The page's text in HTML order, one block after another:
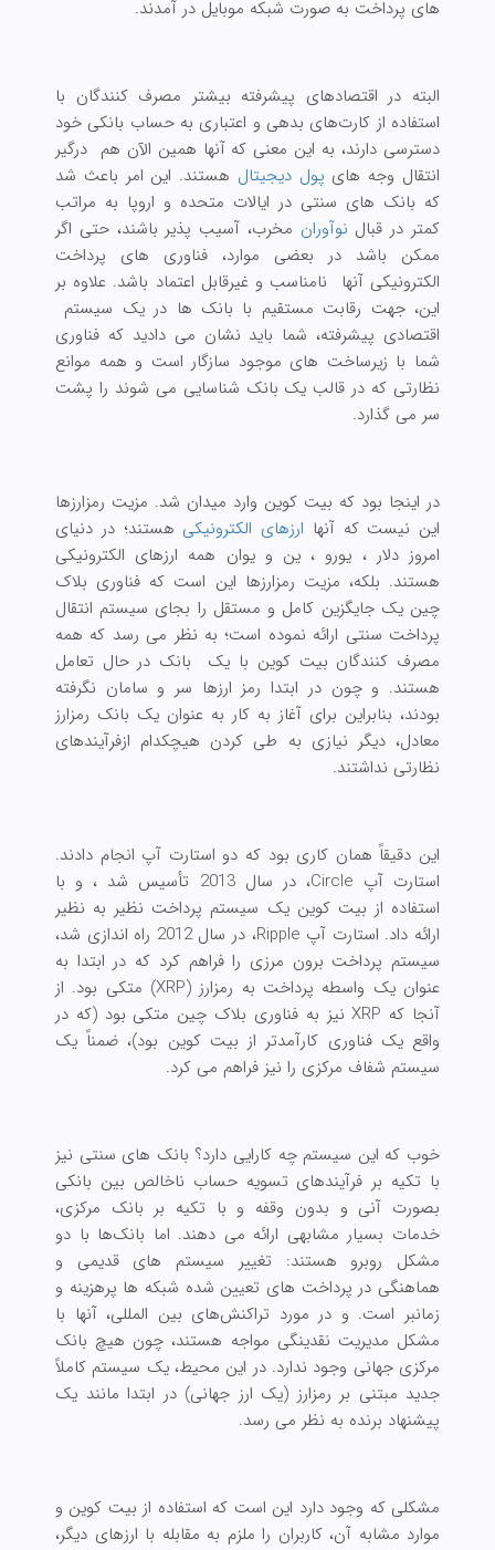
های پرداخت به صورت شبکه موبایل در آمدند.
البته در اقتصادهای پیشرفته بیشتر مصرف کنندگان با
استفاده از کارت‌های بدهی و اعتباری به حساب بانکی خود
دسترسی دارند، به این معنی که آنها همین الآن هم درگیر
انتقال وجه های پول دیجیتال هستند. این امر باعث شد
که بانک های سنتی در ایالات متحده و اروپا به مراتب
کمتر در قبال نوآوران مخرب، آسیب پذیر باشند، حتی اگر
ممکن باشد در بعضی موارد، فناوری های پرداخت
الکترونیکی آنها نامناسب و غیرقابل اعتماد باشد. علاوه بر
این، جهت رقابت مستقیم با بانک ها در یک سیستم
اقتصادی پیشرفته، شما باید نشان می دادید که فناوری
شما با زیرساخت های موجود سازگار است و همه موانع
نظارتی که در قالب یک بانک شناسایی می شوند را پشت
سر می گذارد.
در اینجا بود که بیت کوین وارد میدان شد. مزیت رمزارزها
این نیست که آنها ارزهای الکترونیکی هستند؛ در دنیای
امروز دلار ، یورو ، ین و یوان همه ارزهای الکترونیکی
هستند. بلکه، مزیت رمزارزها این است که فناوری بلاک
چین یک جایگزین کامل و مستقل را بجای سیستم انتقال
پرداخت سنتی ارائه نموده است؛ به نظر می رسد که همه
مصرف کنندگان بیت کوین با یک بانک در حال تعامل
هستند. و چون در ابتدا رمز ارزها سر و سامان نگرفته
بودند، بنابراین برای آغاز به کار به عنوان یک بانک رمزارز
معادل، دیگر نیازی به طی کردن هیچکدام ازفرآیندهای
نظارتی نداشتند.
این دقیقاً همان کاری بود که دو استارت آپ انجام دادند.
استارت آپ Circle، در سال 2013 تأسیس شد ، و با
استفاده از بیت کوین یک سیستم پرداخت نظیر به نظیر
ارائه داد. استارت آپ Ripple، در سال 2012 راه اندازی شد،
سیستم پرداخت برون مرزی را فراهم کرد که در ابتدا به
عنوان یک واسطه پرداخت به رمزارز (XRP) متکی بود. از
آنجا که XRP نیز به فناوری بلاک چین متکی بود (که در
واقع یک فناوری کارآمدتر از بیت کوین بود)، ضمناً یک
سیستم شفاف مرکزی را نیز فراهم می کرد.
خوب که این سیستم چه کارایی دارد؟ بانک های سنتی نیز
با تکیه بر فرآیندهای تسویه حساب ناخالص بین بانکی
بصورت آنی و بدون وقفه و با تکیه بر بانک مرکزی،
خدمات بسیار مشابهی ارائه می دهند. اما بانک‌ها با دو
مشکل روبرو هستند: تغییر سیستم های قدیمی و
هماهنگی در پرداخت های تعیین شده شبکه ها پرهزینه و
زمانبر است. و در مورد تراکنش‌های بین المللی، آنها با
مشکل مدیریت نقدینگی مواجه هستند، چون هیچ بانک
مرکزی جهانی وجود ندارد. در این محیط، یک سیستم کاملاً
جدید مبتنی بر رمزارز (یک ارز جهانی) در ابتدا مانند یک
پیشنهاد برنده به نظر می رسد.
مشکلی که وجود دارد این است که استفاده از بیت کوین و
موارد مشابه آن، کاربران را ملزم به مقابله با ارزهای دیگر،